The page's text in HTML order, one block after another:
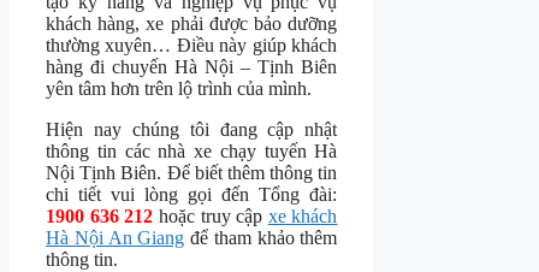
khách hàng, xe phải được bảo dưỡng
thường xuyên… Điều này giúp khách
hàng đi chuyến Hà Nội – Tịnh Biên
yên tâm hơn trên lộ trình của mình.
Hiện nay chúng tôi đang cập nhật
thông tin các nhà xe chạy tuyến Hà
Nội Tịnh Biên. Để biết thêm thông tin
chi tiết vui lòng gọi đến Tổng đài:
1900 636 212 hoặc truy cập xe khách
Hà Nội An Giang để tham khảo thêm
thông tin.